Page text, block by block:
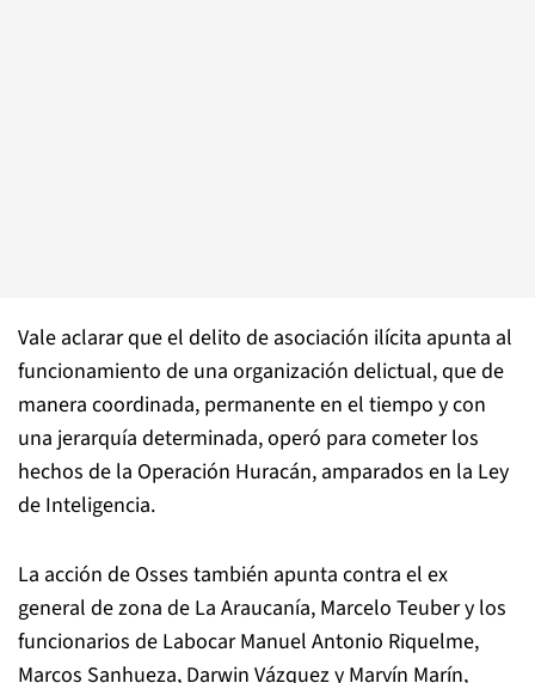
Vale aclarar que el delito de asociación ilícita apunta al
funcionamiento de una organización delictual, que de
manera coordinada, permanente en el tiempo y con
una jerarquía determinada, operó para cometer los
hechos de la Operación Huracán, amparados en la Ley
de Inteligencia.
La acción de Osses también apunta contra el ex
general de zona de La Araucanía, Marcelo Teuber y los
funcionarios de Labocar Manuel Antonio Riquelme,
Marcos Sanhueza, Darwin Vázquez y Marvín Marín,